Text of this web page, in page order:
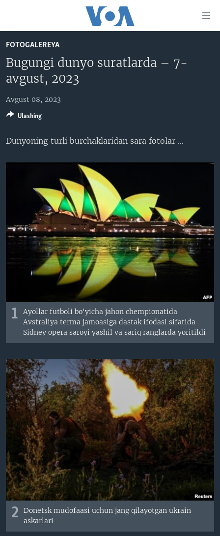
boring
Boshiga
Qidiruvga
o'ting
AMERIKA
MARKAZIY OSIYO
XALQARO
MULTIMEDIA
VASHINGTON CHOYXONASI
MOBIL-SALOM!
VIDEO
XABARLAR SURATLARDA
YOUTUBE
INSTAGRAM
ODNOKLASSNIKI
TELEGRAM
TWITTER
SOUNDCLOUD
EDITORIAL
Learning English
FOTOGALEREYA
Bugungi dunyo suratlarda – 7-
avgust, 2023
Avgust 08, 2023
Dunyoning turli burchaklaridan sara fotolar​ ...
1
Ayollar futboli bo'yicha jahon chempionatida
Avstraliya terma jamoasiga dastak ifodasi sifatida
Sidney opera saroyi yashil va sariq ranglarda yoritildi
2
Donetsk mudofaasi uchun jang qilayotgan ukrain
askarlari
Ulashing